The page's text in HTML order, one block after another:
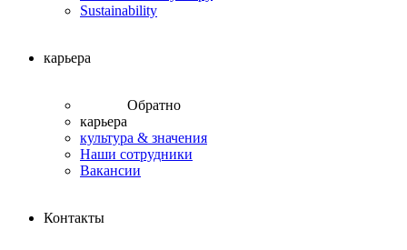
Sustainability
карьера
Обратно
карьера
культура & значения
Наши сотрудники
Вакансии
Контакты